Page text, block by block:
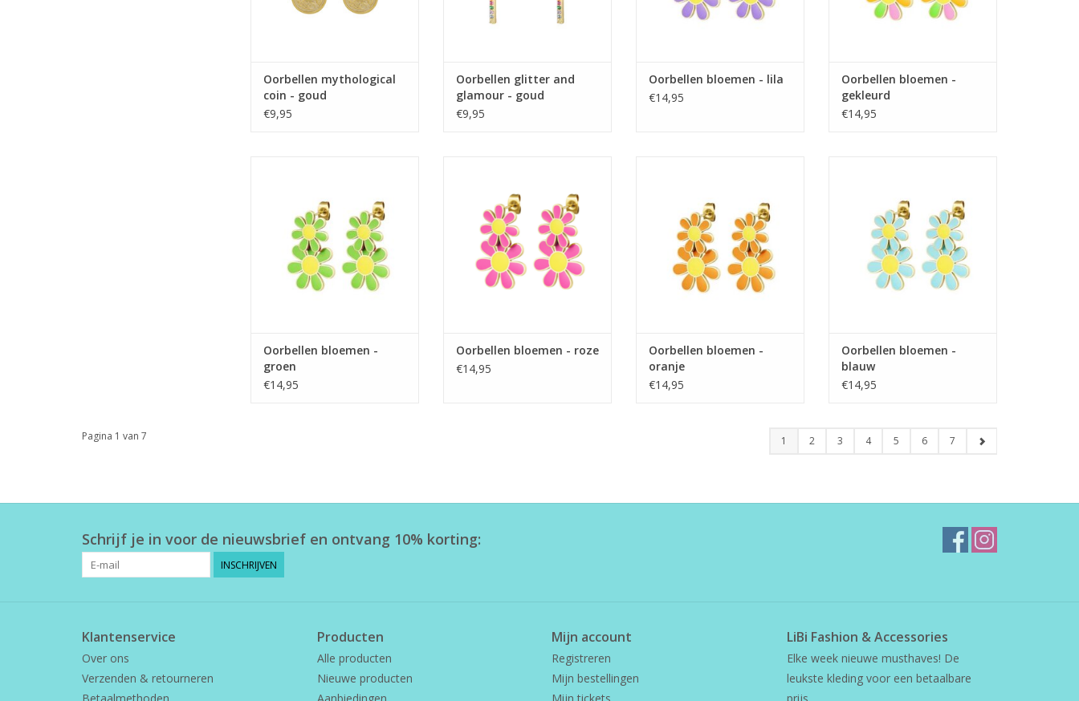
Oorbellen mythological
coin - goud
€9,95
Oorbellen glitter and
glamour - goud
€9,95
Oorbellen bloemen - lila
€14,95
Oorbellen bloemen -
gekleurd
€14,95
Oorbellen bloemen -
groen
€14,95
Oorbellen bloemen - roze
€14,95
Oorbellen bloemen -
oranje
€14,95
Oorbellen bloemen -
blauw
€14,95
Pagina 1 van 7 1 2 3 4 5 6 7
Schrijf je in voor de nieuwsbrief en ontvang 10% korting:
INSCHRIJVEN
Klantenservice
Over ons
Verzenden & retourneren
Betaalmethoden
Producten
Alle producten
Nieuwe producten
Aanbiedingen
Mijn account
Registreren
Mijn bestellingen
Mijn tickets
LiBi Fashion & Accessories
Elke week nieuwe musthaves! De
leukste kleding voor een betaalbare
prijs.